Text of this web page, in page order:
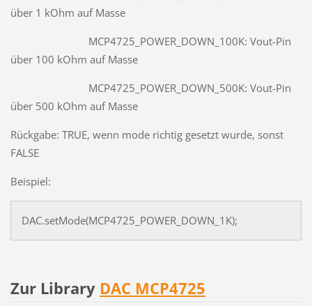
über 1 kOhm auf Masse
MCP4725_POWER_DOWN_100K: Vout-Pin
über 100 kOhm auf Masse
MCP4725_POWER_DOWN_500K: Vout-Pin
über 500 kOhm auf Masse
Rückgabe: TRUE, wenn mode richtig gesetzt wurde, sonst
FALSE
Beispiel:
DAC.setMode(MCP4725_POWER_DOWN_1K);
Zur Library DAC MCP4725